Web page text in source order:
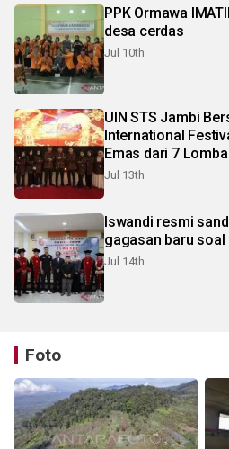
PPK Ormawa
desa cerdas
Jul 10th
UIN STS Jambi
International
Emas dari 7
Jul 13th
Iswandi resmi
gagasan baru soal
Jul 14th
Foto